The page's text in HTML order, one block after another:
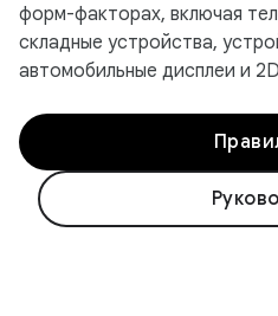
форм-факторах, включая
складные устройства,
автомобильные дисплеи и